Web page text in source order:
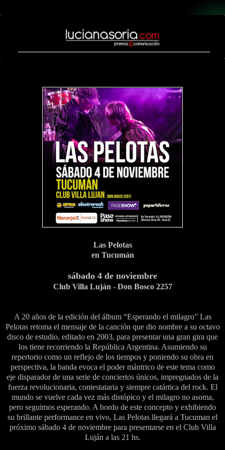
Las Pelotas
en Tucumán
sábado 4 de noviembre
Club Villa Luján - Don Bosco 2257
A 20 años de la edición del álbum “Esperando el milagro” Las
Pelotas retoma el mensaje de la canción que dio nombre a su octavo
disco de estudio, editado en 2003, para presentar una gran gira que
los tiene recorriendo la República Argentina. Asumiendo su
repertorio como un reflejo de los tiempos y poniendo su obra en
perspectiva, la banda evoca el poder mántrico de este tema como
eje disparador de una serie de conciertos únicos, impregnados de la
fuerza revolucionaria, contestataria y siempre catártica del rock. El
mundo se vuelve cada vez más distópico y el milagro no asoma,
pero seguimos esperando. A bordo de este concepto y exhibiendo
su brillante performance en vivo, Las Pelotas llegará a Tucuman el
próximo sábado 4 de noviembre para presentarse en el Club Villa
Luján a las 21 hs.